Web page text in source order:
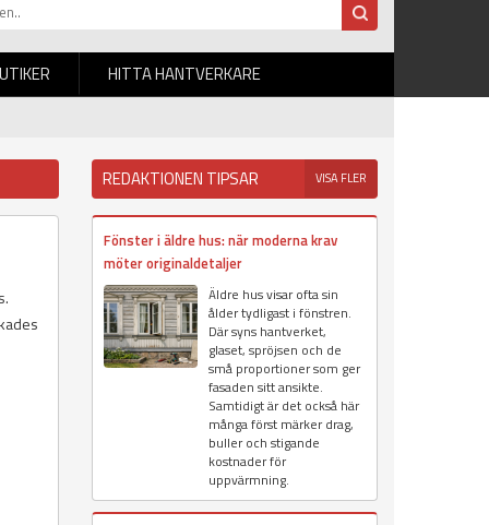
HITTA HANTVERKARE
REDAKTIONEN TIPSAR VISA FLER
Fönster i äldre hus: när moderna krav
möter originaldetaljer
Äldre hus visar ofta sin
ålder tydligast i fönstren.
Där syns hantverket,
glaset, spröjsen och de
små proportioner som ger
fasaden sitt ansikte.
Samtidigt är det också här
många först märker drag,
buller och stigande
kostnader för
uppvärmning.